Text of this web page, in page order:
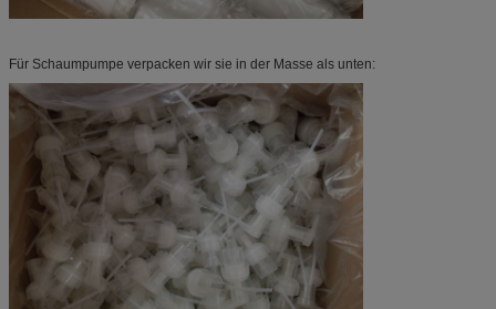
Für Schaumpumpe verpacken wir sie in der Masse als unten: